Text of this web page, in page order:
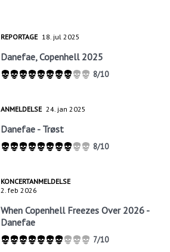
REPORTAGE 18. jul 2025
Danefae, Copenhell 2025
8/10
ANMELDELSE 24. jan 2025
Danefae - Trøst
8/10
KONCERTANMELDELSE
2. feb 2026
When Copenhell Freezes Over 2026 -
Danefae
7/10